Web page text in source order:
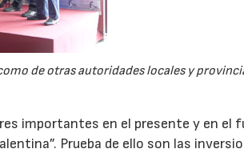
de otras autoridades locales y
importantes en el presente y en el
Prueba de ello son las